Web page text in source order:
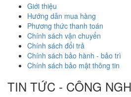
Giới thiệu
Hướng dẫn mua hàng
Phương thức thanh toán
Chính sách vận chuyển
Chính sách đổi trả
Chính sách bảo hành - bảo trì
Chính sách bảo mật thông tin
TIN TỨC - CÔNG